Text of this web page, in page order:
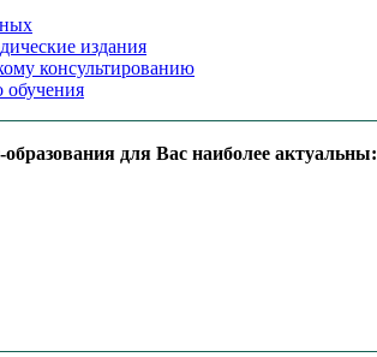
издания
консультированию
обучения
для Вас наиболее актуальны: